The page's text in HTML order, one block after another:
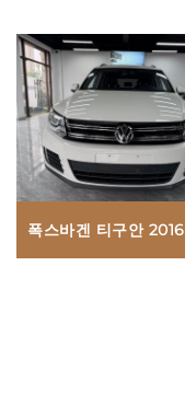
폭스바겐 티구안 2016